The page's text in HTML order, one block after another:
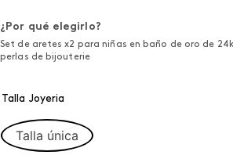
¿Por qué elegirlo?
Set de aretes x2 para niñas en baño de oro de
perlas de bijouterie
Talla Joyeria
Talla única